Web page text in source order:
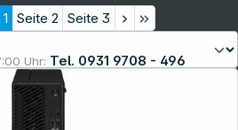
Uhr: Tel. 0931 9708 - 496
1 Seite 2 Seite 3